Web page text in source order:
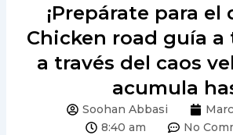
¡Prepárate para el
Chicken road guía
a través del caos
acumula
Soohan Abbasi
8:40 am
No